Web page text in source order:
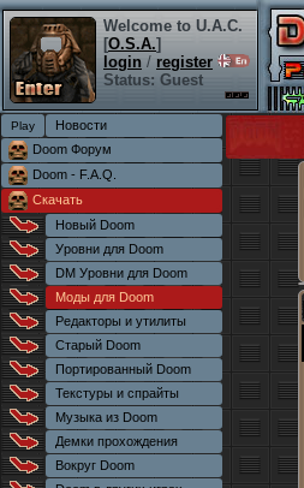
Welcome to U.A.C.
[O.S.A.]
login / register
Status: Guest
Новости
Doom Форум
Doom - F.A.Q.
Скачать
Новый Doom
Уровни для Doom
DM Уровни для Doom
Моды для Doom
Редакторы и утилиты
Старый Doom
Портированный Doom
Текстуры и спрайты
Музыка из Doom
Демки прохождения
Вокруг Doom